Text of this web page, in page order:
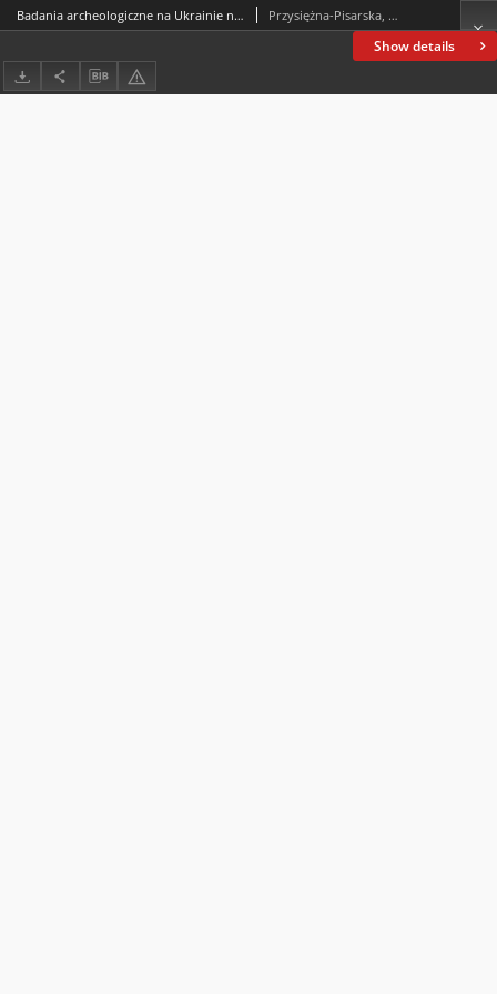
Show details
Badania archeologiczne na Ukrainie nad Dunajem w miejsowości Kartal/Orłowka Przysiężna-Pisarska, Magdalena